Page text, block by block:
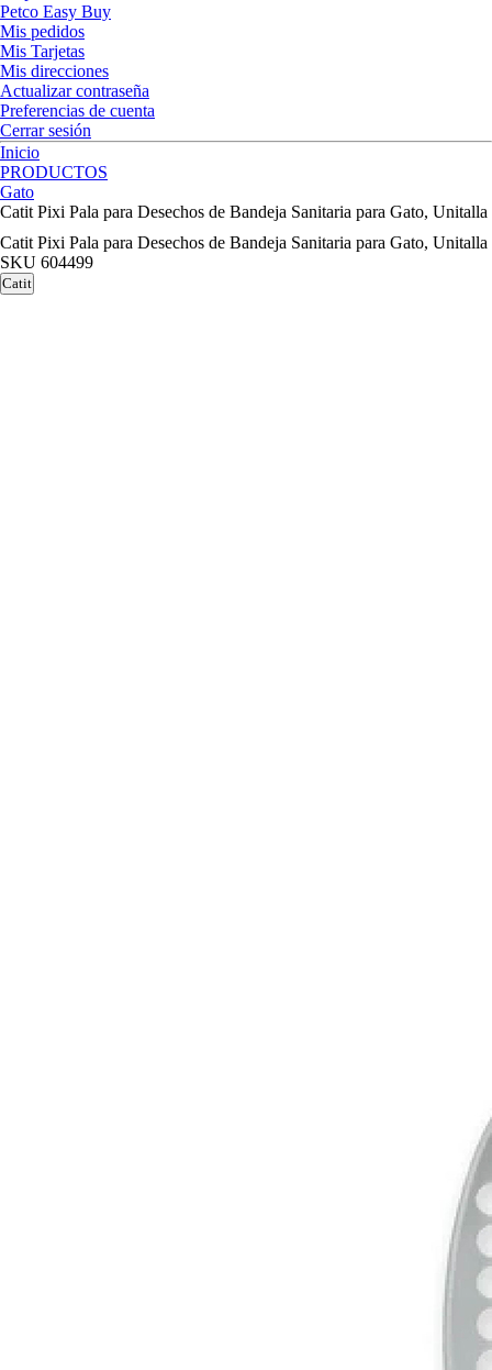
Petco Easy Buy
Mis pedidos
Mis Tarjetas
Mis direcciones
Actualizar contraseña
Preferencias de cuenta
Cerrar sesión
Inicio
PRODUCTOS
Gato
Catit Pixi Pala para Desechos de Bandeja Sanitaria para Gato, Unitalla
Catit Pixi Pala para Desechos de Bandeja Sanitaria para Gato, Unitalla
SKU 604499
Catit